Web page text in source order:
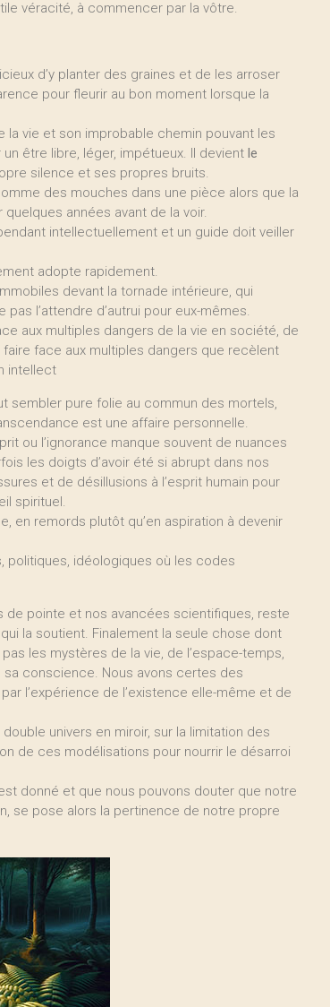
véracité, à commencer par la vôtre.
d’y planter des graines et de les arroser
pour fleurir au bon moment lorsque la
vie et son improbable chemin pouvant les
être libre, léger, impétueux. Il devient le
silence et ses propres bruits.
des mouches dans une pièce alors que la
années avant de la voir.
intellectuellement et un guide doit veiller
adopte rapidement.
devant la tornade intérieure, qui
l’attendre d’autrui pour eux-mêmes.
aux multiples dangers de la vie en société, de
face aux multiples dangers que recèlent
intellect
sembler pure folie au commun des mortels,
est une affaire personnelle.
ou l’ignorance manque souvent de nuances
les doigts d’avoir été si abrupt dans nos
et de désillusions à l’esprit humain pour
spirituel.
en remords plutôt qu’en aspiration à devenir
politiques, idéologiques où les codes
de pointe et nos avancées scientifiques, reste
la soutient. Finalement la seule chose dont
les mystères de la vie, de l’espace-temps,
conscience. Nous avons certes des
l’expérience de l’existence elle-même et de
univers en miroir, sur la limitation des
de ces modélisations pour nourrir le désarroi
donné et que nous pouvons douter que notre
se pose alors la pertinence de notre propre